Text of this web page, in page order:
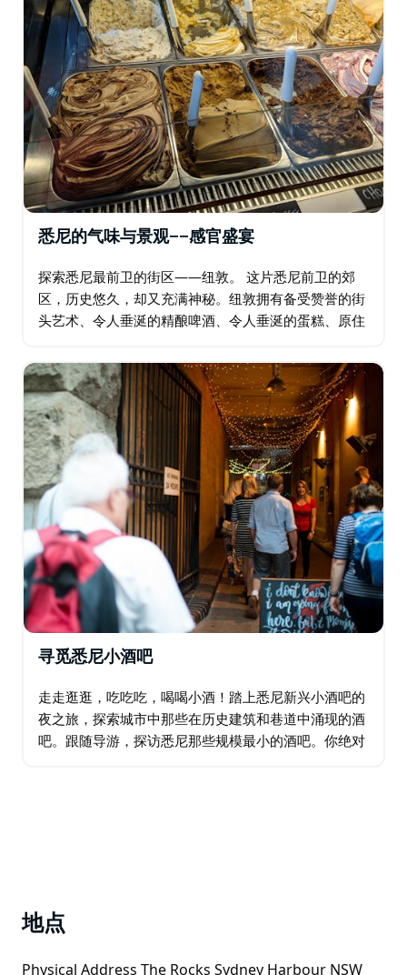
悉尼的气味与景观——感官盛宴
探索悉尼最前卫的街区——纽敦。 这片悉尼前卫的郊
区，历史悠久，却又充满神秘。纽敦拥有备受赞誉的街
头艺术、令人垂涎的精酿啤酒、令人垂涎的蛋糕、原住
意式冰淇淋，一切尽在纽敦——只要你知道去哪里！…
寻觅悉尼小酒吧
走走逛逛，吃吃吃，喝喝小酒！踏上悉尼新兴小酒吧的
夜之旅，探索城市中那些在历史建筑和巷道中涌现的酒
吧。跟随导游，探访悉尼那些规模最小的酒吧。你绝对
地点
Physical Address The Rocks Sydney Harbour NSW